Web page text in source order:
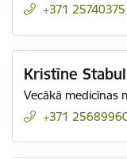
+371 25740375
Kristīne
Vecākā medicīnas
+371